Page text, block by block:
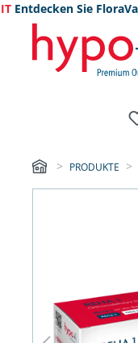
Entdecken Sie FloraVag
PRODUKTE